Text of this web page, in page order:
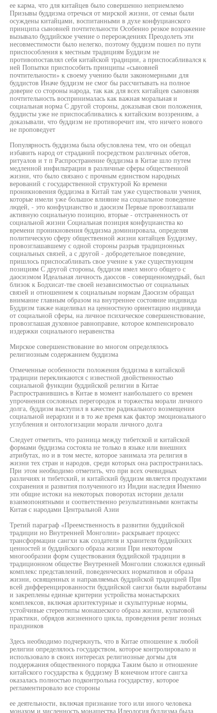
ее карма, что для китайцев было совершенно неприемлемо
Призывы буддизма отречься от мирской жизни, от семьи были
осуждены китайцами, воспитанными в духе конфуцианского
принципа сыновней почтительности Особенно резкое возражение
вызывало буддийское учение о перерождениях Преодолеть эти
несовместимости было нелегко, поэтому буддизм пошел по пути
приспособления к местным традициям Буддизм не
противопоставлял себя китайской традиции, а приспосабливался к
ней Попытки приспособить принципы «сыновней
почтительности» к своему учению были закономерными для
буддистов Иначе буддизм не смог бы рассчитывать на полное
доверие со стороны народа, так как для всех китайцев сыновняя
почтительность воспринималась как важная моральная и
социальная норма С другой стороны, доказывая свои положения,
буддисты уже не приспосабливались к китайским воззрениям, а
доказывали, что буддизм не противоречит им, что ничего нового
не проповедует
Популярность буддизма была обусловлена тем, что он обещал
избавить народ от страданий посредством различных обетов,
ритуалов и т п Распространение буддизма в Китае шло путем
медленной инфильтрации в различные сферы общественной
жизни, что было связано с прочным единством народных
верований с государственной структурой Ко времени
проникновения буддизма в Китай там уже существовали учения,
которые имели уже большое влияние на социальное поведение
людей, - это конфуцианство и даосизм Первые провозглашали
активную социальную позицию, вторые - отстраненность от
социальной жизни Социальная позиция конфуцианства ко
времени проникновения буддизма доминировала, определяя
политическую сферу общественной жизни китайцев Буддизму,
провозглашавшему с одной стороны разрыв традиционных
социальных связей, а с другой - добродетельное поведение,
пришлось приспосабливать свое учение к уже существующим
позициям С другой стороны, буддизм имел много общего с
даосизмом Идеальная личность даоссов - соверщенномудрый, был
близок к Бодхисат-тве своей независимостью от социальных
связей и отношением к социальным нормам Даосизм обращал
внимание главным образом на внутреннее состояние индивида
Буддизм также нацеливал на ценностную ориентацию индивида
от социальной сферы, на личное психическое совершенствование,
провозглашая духовное равноправие, которое компенсировало
издержки социального неравенства
Мирское совершенствование во многом определялось
религиозным содержанием буддизма
Отмеченные особенности положения буддизма в китайской
традиции перекликаются с известной двойственностью
социальной функции буддийской религии в Китае
Распространившись в Китае в момент наибольшего со времен
упрочнения сословных перегородок и торжества морали личного
долга, буддизм выступил в качестве радикального возмещения
социальной иерархии и в то же время как фактор эмоционального
углубления и онтологизации морали личного долга
Следует отметить, что разница между тибетской и китайской
формами буддизма состояла не только в языке или внешних
атрибутах, но и в том месте, которое занимала эта религия в
жизни тех стран и народов, среди которых она распространилась.
При этом необходимо отметить, что при всех очевидных
различиях и тибетский, и китайский буддизм является продуктами
сохранения и развития полученного из Индии наследия Именно
эти общие истоки на некоторых поворотах истории делали
взаимопонятными и соответственно результативными контакты
Китая с народами Центральной Азии
Третий параграф «Преемственность в развитии буддийской
традиции но Внутренней Монголии» раскрывает процесс
трансформации сангхи как создателя и хранителя буддийских
ценностей и буддийского образа жизни При некотором
многообразии форм существования буддийской традиции в
традиционном обществе Внутренней Монголии сложился единый
комплекс представлений, поведенческих нормативов и образа
жизни, освященных и направляемых буддийской традицией При
всей дифференцированности буддийской сангхи были выработаны
и закреплены единые критерии устройства монастырских
комплексов, включая архитектурные и скульптурные нормы,
устойчивые стереотипы монашеского образа жизни, культовой
практики, обрядов жизненного цикла, проведения религ иозных
праздников
Здесь необходимо подчеркнуть, что в Китае отношение к любой
религии определялось государством, которое контролировало и
использовало в своих интересах религиозные догмы для
поддержания общественного порядка Таким было и отношение
китайского государства к буддизму В конечном итоге сангха
оказалась полностью подконтрольна государству, которое
регламентировало все стороны
ее деятельности, включая признание того или иного человека
монахом и численность монашества Идеология буддизма была